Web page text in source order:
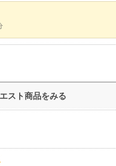
スト商品をみる